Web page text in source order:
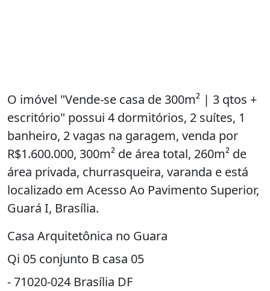
O imóvel "Vende-se casa de 300m² | 3 qtos +
escritório" possui 4 dormitórios, 2 suítes, 1
banheiro, 2 vagas na garagem, venda por
R$1.600.000, 300m² de área total, 260m² de
área privada, churrasqueira, varanda e está
localizado em Acesso Ao Pavimento Superior,
Guará I, Brasília.
Casa Arquitetônica no Guara
Qi 05 conjunto B casa 05
- 71020-024 Brasília DF